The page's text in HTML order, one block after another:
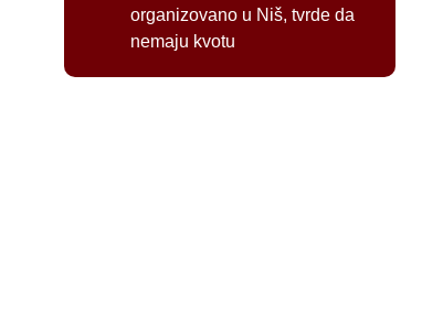
organizovano u Niš, tvrde da
nemaju kvotu